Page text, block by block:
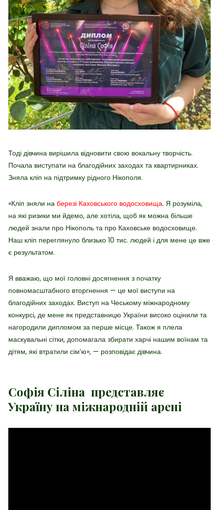
Тоді дівчина вирішила відновити свою вокальну творчість.
Почала виступати на благодійних заходах та квартирниках.
Зняла кліп на підтримку рідного Нікополя.
«Кліп зняли на березі Каховського водосховища. Я розуміла,
на які ризики ми йдемо, але хотіла, щоб як можна більше
людей знали про Нікополь та про Каховське водосховище.
Наш кліп переглянуло близько 10 тис. людей і для мене це вже
є результатом.
Я вважаю, що мої головні досягнення з початку
повномасштабного вторгнення — це мої виступи на
благодійних заходах. Виступ на Чеському міжнародному
конкурсі, де мене як представницю України високо оцінили та
нагородили дипломом за перше місце. Також я плела
маскувальні сітки, допомагала збирати харчі нашим воїнам та
дітям, які втратили сім’ю», — розповідає дівчина.
Софія Сіліна представляє
Україну на міжнародній арені